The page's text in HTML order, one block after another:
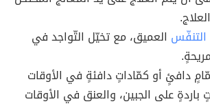
التنفّس العميق، مع تخيّل التّواجد في
دافئٍ أو كمّاداتٍ دافئةٍ في الأوقات
باردةٍ على الجبين، والعنق في الأوقات